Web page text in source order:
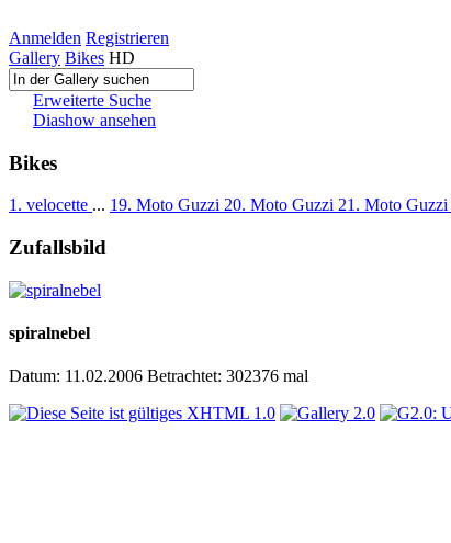
Anmelden Registrieren
Gallery Bikes HD
Erweiterte Suche
Diashow ansehen
Bikes
1. velocette ... 19. Moto Guzzi 20. Moto Guzzi 21. Moto Guzzi
Zufallsbild
spiralnebel
Datum: 11.02.2006 Betrachtet: 302376 mal